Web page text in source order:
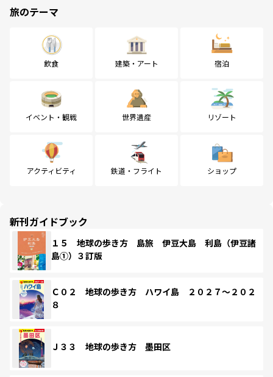
旅のテーマ
飲食 建築・アート 宿泊
イベント・観戦 世界遺産 リゾート
アクティビティ 鉄道・フライト ショップ
新刊ガイドブック
１５ 地球の歩き方 島旅 伊豆大島 利島（伊豆諸
島①）３訂版
Ｃ０２ 地球の歩き方 ハワイ島 ２０２７～２０２
８
Ｊ３３ 地球の歩き方 墨田区